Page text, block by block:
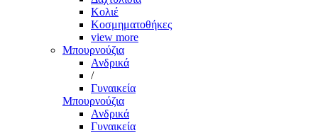
Κολιέ
Κοσμηματοθήκες
view more
Μπουρνούζια
Ανδρικά
/
Γυναικεία
Μπουρνούζια
Ανδρικά
Γυναικεία